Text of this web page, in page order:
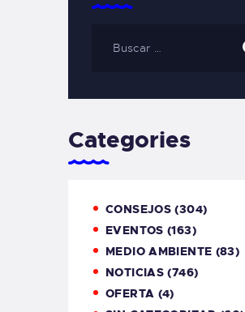
Categories
CONSEJOS (304)
EVENTOS (163)
MEDIO AMBIENTE (83)
NOTICIAS (746)
OFERTA (4)